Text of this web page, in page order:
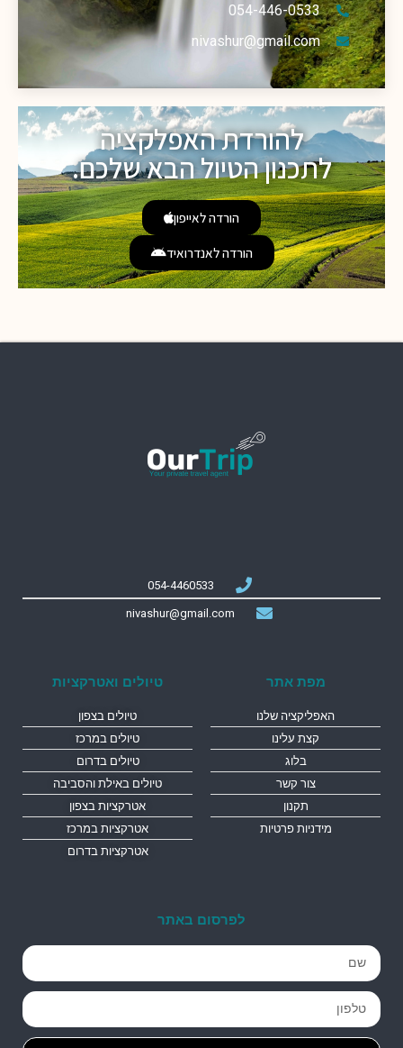
054-446-0533
nivashur@gmail.com
להורדת האפלקציה
לתכנון הטיול הבא שלכם.
הורדה לאייפון
הורדה לאנדרואיד
054-4460533
nivashur@gmail.com
מפת אתר
האפליקציה שלנו
קצת עלינו
בלוג
צור קשר
תקנון
מידניות פרטיות
טיולים ואטרקציות
טיולים בצפון
טיולים במרכז
טיולים בדרום
טיולים באילת והסביבה
אטרקציות בצפון
אטרקציות במרכז
אטרקציות בדרום
לפרסום באתר